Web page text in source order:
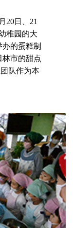
20日、21
稚园的大
的蛋糕制
市的甜点
队作为本